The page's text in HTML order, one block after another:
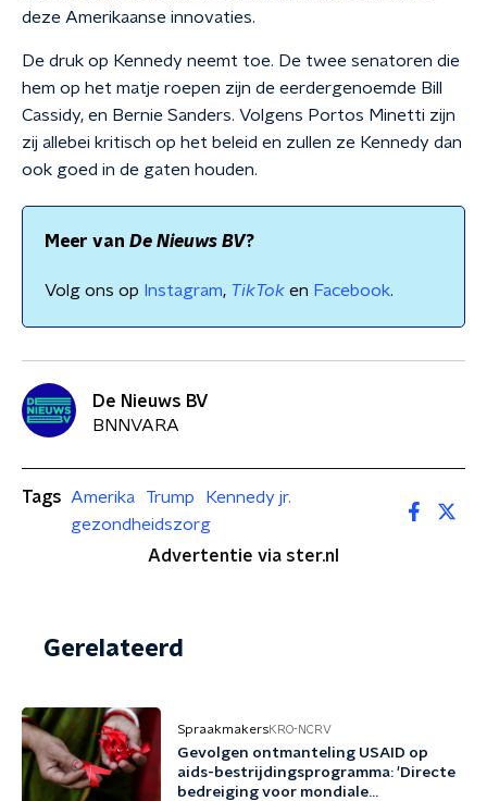
deze Amerikaanse innovaties.
De druk op Kennedy neemt toe. De twee senatoren die
hem op het matje roepen zijn de eerdergenoemde Bill
Cassidy, en Bernie Sanders. Volgens Portos Minetti zijn
zij allebei kritisch op het beleid en zullen ze Kennedy dan
ook goed in de gaten houden.
Meer van De Nieuws BV?
Volg ons op Instagram, TikTok en Facebook.
De Nieuws BV
BNNVARA
Tags Amerika Trump
Kennedy jr.
gezondheidszorg
Advertentie via ster.nl
Gerelateerd
SpraakmakersKRO-NCRV
Gevolgen ontmanteling USAID op
aids-bestrijdingsprogramma: 'Directe
bedreiging voor mondiale